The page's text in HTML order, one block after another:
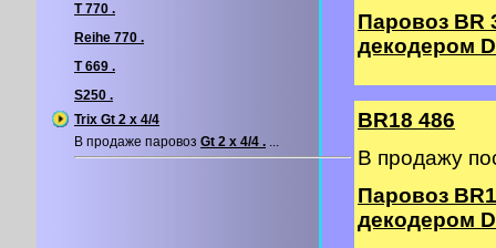
T 770 .
Reihe 770 .
T 669 .
S250 .
Trix Gt 2 х 4/4
В продаже паровоз Gt 2 х 4/4 . ...
Паровоз BR
декодером
BR18 486
В продажу
Паровоз
декодером